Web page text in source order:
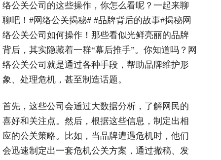
络公关公司的这些操作，你怎么看呢？一起来聊
聊吧！#网络公关揭秘# #品牌背后的故事#揭秘网
络公关公司如何操作！那些看似光鲜亮丽的品牌
背后，其实隐藏着一群“幕后推手”。你知道吗？网
络公关公司就是通过各种手段，帮助品牌维护形
象、处理危机，甚至制造话题。
首先，这些公司会通过大数据分析，了解网民的
喜好和关注点。然后，根据这些信息，制定出相
应的公关策略。比如，当品牌遭遇危机时，他们
会迅速制定出一套危机公关方案，通过撤稿、发